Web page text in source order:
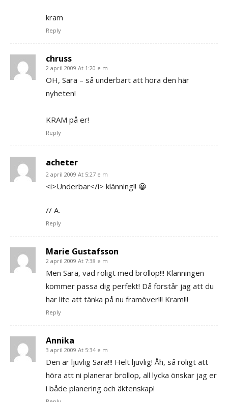
kram
Reply
chruss
2 april 2009 At 1:20 e m
OH, Sara – så underbart att höra den här
nyheten!
KRAM på er!
Reply
acheter
2 april 2009 At 5:27 e m
<i>Underbar</i> klänning!! 😀
// A.
Reply
Marie Gustafsson
2 april 2009 At 7:38 e m
Men Sara, vad roligt med bröllop!!! Klänningen
kommer passa dig perfekt! Då förstår jag att du
har lite att tänka på nu framöver!!! Kram!!!
Reply
Annika
3 april 2009 At 5:34 e m
Den är ljuvlig Sara!!! Helt ljuvlig! Åh, så roligt att
höra att ni planerar bröllop, all lycka önskar jag er
i både planering och äktenskap!